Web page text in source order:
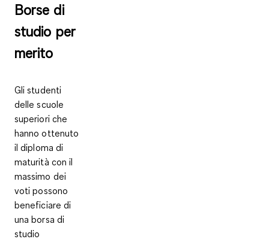
Borse di
studio per
merito
Gli studenti
delle scuole
superiori che
hanno ottenuto
ildiploma di
maturità con il
massimo dei
voti possono
beneficiare di
una borsa di
studio